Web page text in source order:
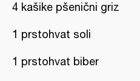
4 kašike pšenični griz
1 prstohvat soli
1 prstohvat biber